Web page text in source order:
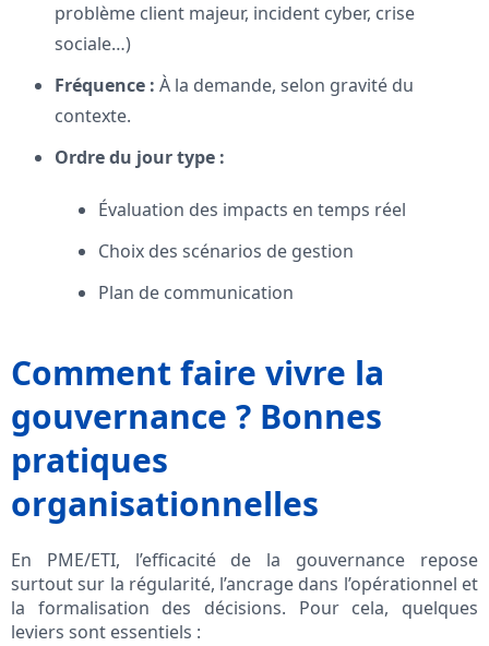
problème client majeur, incident cyber, crise
sociale…)
Fréquence : À la demande, selon gravité du
contexte.
Ordre du jour type :
Évaluation des impacts en temps réel
Choix des scénarios de gestion
Plan de communication
Comment faire vivre la
gouvernance ? Bonnes
pratiques
organisationnelles
En PME/ETI, l’efficacité de la gouvernance repose
surtout sur la régularité, l’ancrage dans l’opérationnel et
la formalisation des décisions. Pour cela, quelques
leviers sont essentiels :